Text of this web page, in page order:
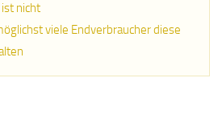
ist nicht
viele Endverbraucher diese